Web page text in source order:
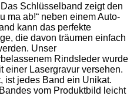
Schlüsselband zeigt den
ma ab!“ neben einem Auto-
kann das perfekte
die davon träumen einfach
Unser
Rindsleder wurde
einer Lasergravur versehen.
ist jedes Band ein Unikat.
vom Produktbild leicht